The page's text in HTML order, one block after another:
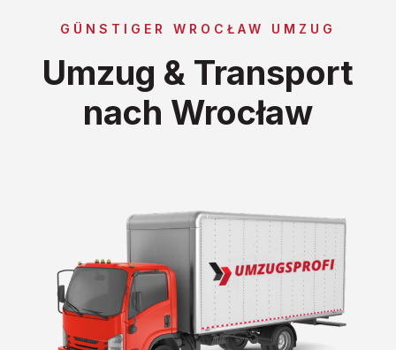
GÜNSTIGER WROCŁAW UMZUG
Umzug & Transport
nach Wrocław